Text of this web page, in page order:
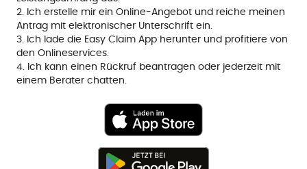
2. Ich erstelle mir ein Online-Angebot und reiche meinen
Antrag mit elektronischer Unterschrift ein.
3. Ich lade die Easy Claim App herunter und profitiere von
den Onlineservices.
4. Ich kann einen Rückruf beantragen oder jederzeit mit
einem Berater chatten.